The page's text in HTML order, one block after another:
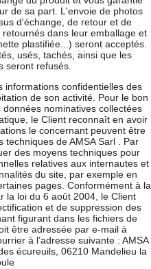
de sa part. L'envoie de photos
d'échange, de retour et de
dans leur emballage et
plastifiée...) seront acceptés.
usés, tachés, ainsi que les
seront refusés.
informations confidentielles des
de son activité. Pour le bon
nominatives collectées
le Client reconnaît en avoir
le concernant peuvent être
de AMSA Sarl . Par
des moyens techniques pour
relatives aux internautes et
du site, par exemple en
pages. Conformément à la
la loi du 6 août 2004, le Client
et de suppression des
figurant dans les fichiers de
être adressée par e-mail à
à l’adresse suivante : AMSA
écureuils, 06210 Mandelieu la